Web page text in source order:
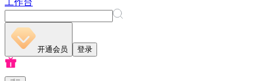
工作台
开通会员 登录